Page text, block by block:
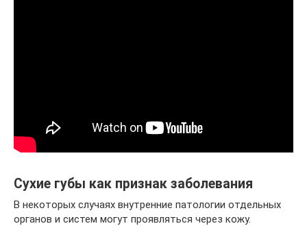
Сухие губы как признак заболевания
В некоторых случаях внутренние патологии отдельных
органов и систем могут проявляться через кожу.